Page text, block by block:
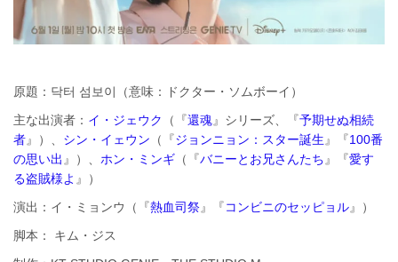
原題：닥터 섬보이（意味：ドクター・ソムボーイ）
主な出演者： イ・ジェウク （『還魂』シリーズ、『予期せぬ相続
者』）、 シン・イェウン （『ジョンニョン：スター誕生 』『100番
の思い出 』）、 ホン・ミンギ （『バニーとお兄さんたち 』『愛す
る盗賊様よ 』）
演出：イ・ミョンウ（『熱血司祭』『コンビニのセッピョル』）
脚本： キム・ジス